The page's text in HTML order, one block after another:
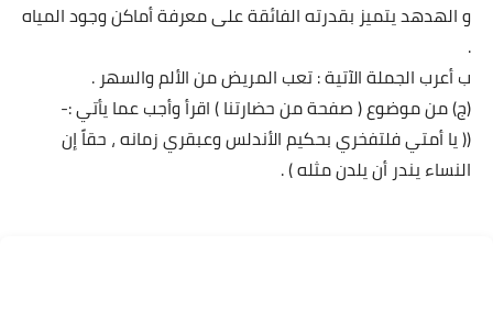
و الهدهد يتميز بقدرته الفائقة على معرفة أماكن وجود المياه
.
ب أعرب الجملة الآتية : تعب المريض من الألم والسهر .
(ج) من موضوع ( صفحة من حضارتنا ) اقرأ وأجب عما يأتي :-
(( يا أمتي فلتفخري بحكيم الأندلس وعبقري زمانه ، حقاً إن
النساء يندر أن يلدن مثله ) .